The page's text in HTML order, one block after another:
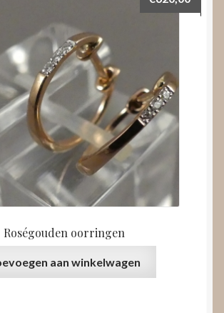
Roségouden oorringen
aan winkelwagen